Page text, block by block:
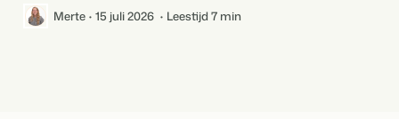
Merte 15 juli 2026 Leestijd 7 min